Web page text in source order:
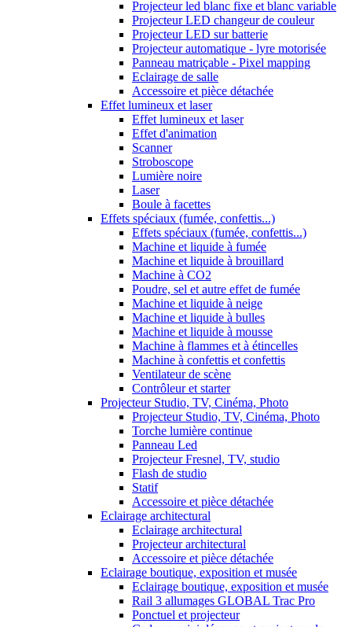
Projecteur led blanc fixe et blanc variable
Projecteur LED changeur de couleur
Projecteur LED sur batterie
Projecteur automatique - lyre motorisée
Panneau matriçable - Pixel mapping
Eclairage de salle
Accessoire et pièce détachée
Effet lumineux et laser
Effet lumineux et laser
Effet d'animation
Scanner
Stroboscope
Lumière noire
Laser
Boule à facettes
Effets spéciaux (fumée, confettis...)
Effets spéciaux (fumée, confettis...)
Machine et liquide à fumée
Machine et liquide à brouillard
Machine à CO2
Poudre, sel et autre effet de fumée
Machine et liquide à neige
Machine et liquide à bulles
Machine et liquide à mousse
Machine à flammes et à étincelles
Machine à confettis et confettis
Ventilateur de scène
Contrôleur et starter
Projecteur Studio, TV, Cinéma, Photo
Projecteur Studio, TV, Cinéma, Photo
Torche lumière continue
Panneau Led
Projecteur Fresnel, TV, studio
Flash de studio
Statif
Accessoire et pièce détachée
Eclairage architectural
Eclairage architectural
Projecteur architectural
Accessoire et pièce détachée
Eclairage boutique, exposition et musée
Eclairage boutique, exposition et musée
Rail 3 allumages GLOBAL Trac Pro
Ponctuel et projecteur